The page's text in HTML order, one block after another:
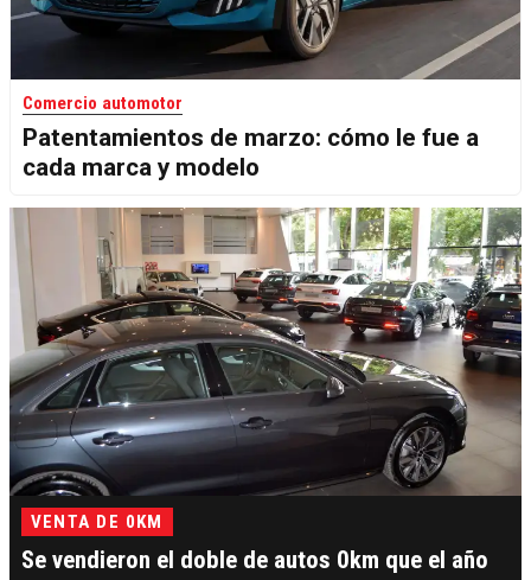
Comercio automotor
Patentamientos de marzo: cómo le fue a
cada marca y modelo
VENTA DE 0KM
Se vendieron el doble de autos 0km que el año